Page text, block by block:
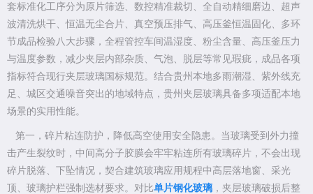
套标准化工序分为原片筛选、数控精准裁切、全自动精细磨边、超声
波清洗烘干、恒温无尘合片、真空预压排气、高压釜恒温固化、多环
节成品检验八大步骤，全程管控车间温湿度、粉尘含量、高压釜压力
与温度参数，减少夹层内部杂质、气泡、脱层等常见瑕疵，成品各项
指标符合现行夹层玻璃国标规范。结合贵州本地多雨潮湿、紫外线充
足、城区交通噪音突出的地域特点，贵州夹层玻璃具备多项适配本地
场景的实用性能。
第一，碎片粘连防护，降低高空使用安全隐患。当玻璃受到外力撞
击产生裂纹时，中间高分子胶膜会牢牢粘连所有玻璃碎片，不会出现
碎片脱落、下坠情况，契合建筑玻璃应用规程中高层落地窗、采光
顶、玻璃护栏强制选材要求。对比单片钢化玻璃 ，夹层玻璃破损后整